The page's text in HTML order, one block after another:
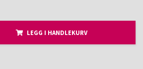
LEGG I HANDLEKURV